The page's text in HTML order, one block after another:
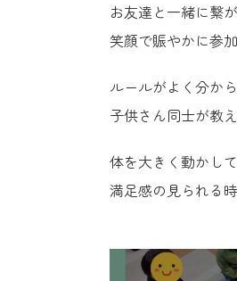
お友達と一緒に繋
笑顔で賑やかに参
ルールがよく分か
子供さん同士が教
体を大きく動かし
満足感の見られる